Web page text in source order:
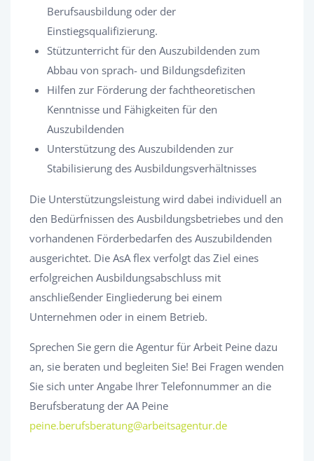
Berufsausbildung oder der
Einstiegsqualifizierung.
Stützunterricht für den Auszubildenden zum
Abbau von sprach- und Bildungsdefiziten
Hilfen zur Förderung der fachtheoretischen
Kenntnisse und Fähigkeiten für den
Auszubildenden
Unterstützung des Auszubildenden zur
Stabilisierung des Ausbildungsverhältnisses
Die Unterstützungsleistung wird dabei individuell an
den Bedürfnissen des Ausbildungsbetriebes und den
vorhandenen Förderbedarfen des Auszubildenden
ausgerichtet. Die AsA flex verfolgt das Ziel eines
erfolgreichen Ausbildungsabschluss mit
anschließender Eingliederung bei einem
Unternehmen oder in einem Betrieb.
Sprechen Sie gern die Agentur für Arbeit Peine dazu
an, sie beraten und begleiten Sie! Bei Fragen wenden
Sie sich unter Angabe Ihrer Telefonnummer an die
Berufsberatung der AA Peine
peine.berufsberatung@arbeitsagentur.de